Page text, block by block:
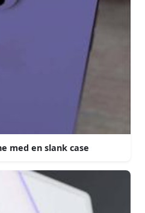
med en slank case